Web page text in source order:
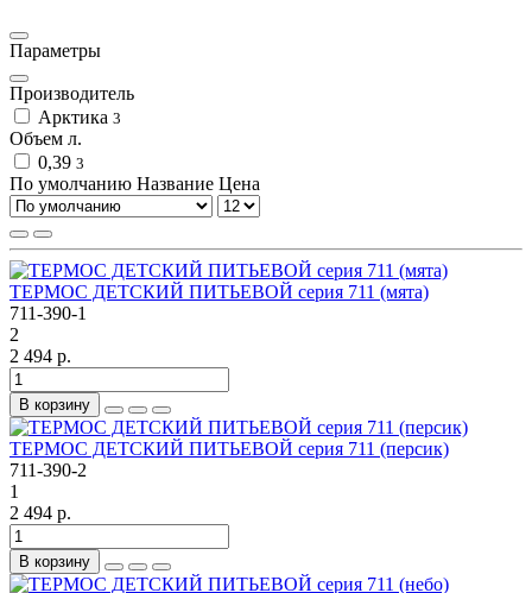
Параметры
Производитель
Арктика 3
Объем л.
0,39 3
По умолчанию Название Цена
ТЕРМОС ДЕТСКИЙ ПИТЬЕВОЙ серия 711 (мята)
711-390-1
2
2 494 р.
В корзину
ТЕРМОС ДЕТСКИЙ ПИТЬЕВОЙ серия 711 (персик)
711-390-2
1
2 494 р.
В корзину